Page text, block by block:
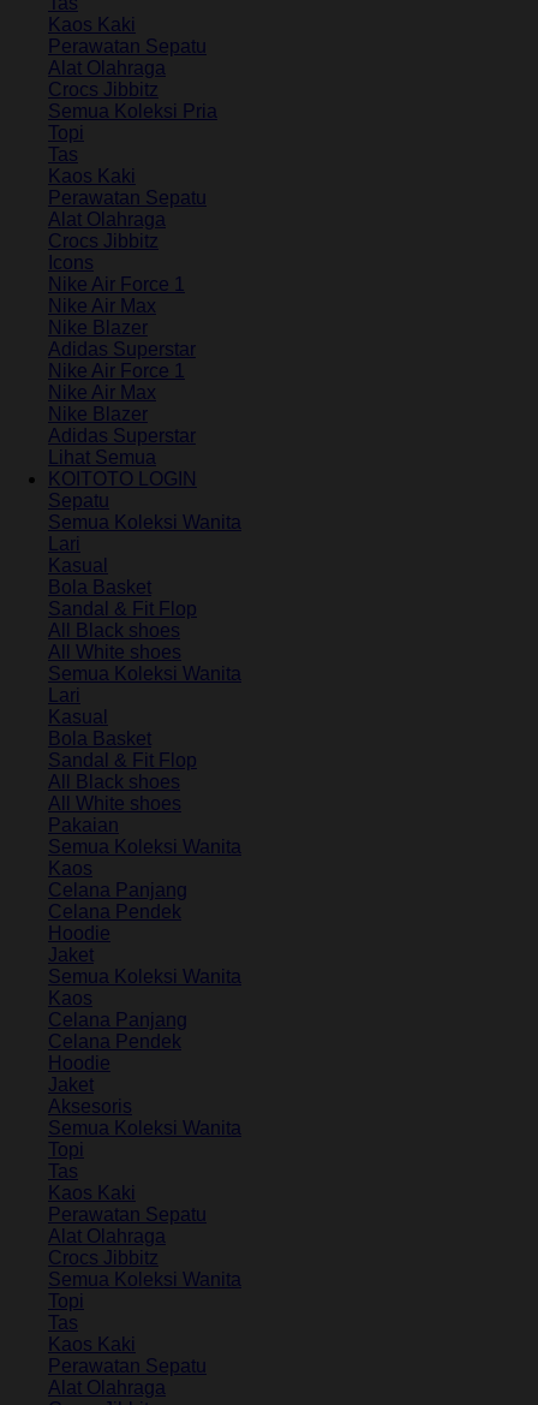
Kaos Kaki
Perawatan Sepatu
Alat Olahraga
Crocs Jibbitz
Semua Koleksi Pria
Topi
Tas
Kaos Kaki
Perawatan Sepatu
Alat Olahraga
Crocs Jibbitz
Icons
Nike Air Force 1
Nike Air Max
Nike Blazer
Adidas Superstar
Nike Air Force 1
Nike Air Max
Nike Blazer
Adidas Superstar
Lihat Semua
KOITOTO LOGIN
Sepatu
Semua Koleksi Wanita
Lari
Kasual
Bola Basket
Sandal & Fit Flop
All Black shoes
All White shoes
Semua Koleksi Wanita
Lari
Kasual
Bola Basket
Sandal & Fit Flop
All Black shoes
All White shoes
Pakaian
Semua Koleksi Wanita
Kaos
Celana Panjang
Celana Pendek
Hoodie
Jaket
Semua Koleksi Wanita
Kaos
Celana Panjang
Celana Pendek
Hoodie
Jaket
Aksesoris
Semua Koleksi Wanita
Topi
Tas
Kaos Kaki
Perawatan Sepatu
Alat Olahraga
Crocs Jibbitz
Semua Koleksi Wanita
Topi
Tas
Kaos Kaki
Perawatan Sepatu
Alat Olahraga